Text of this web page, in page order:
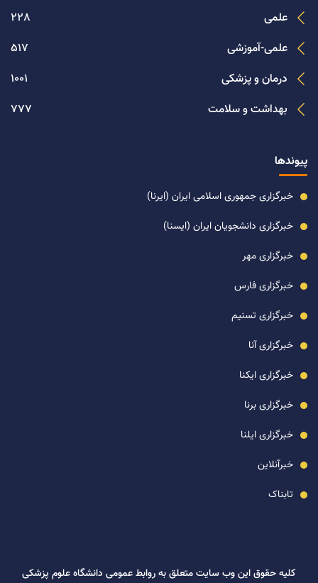
پیوندها
خبرگزاری جمهوری اسلامی ایران (ایرنا)
خبرگزاری دانشجویان ایران (ایسنا)
خبرگزاری مهر
خبرگزاری فارس
خبرگزاری تسنیم
خبرگزاری آنا
خبرگزاری ایکنا
خبرگزاری برنا
خبرگزاری ایلنا
خبرآنلاین
تابناک
علمی
228
علمی-آموزشی
517
درمان و پزشکی
1001
بهداشت و سلامت
777
کلیه حقوق این وب سایت متعلق به روابط عمومی دانشگاه علوم پزشکی